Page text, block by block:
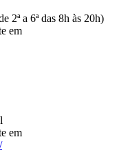
2ª a 6ª das 8h às 20h)
em
em